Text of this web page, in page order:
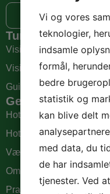
Visit Odense
Visit Fyn
Guideservice Odense
Genveje
Hotelværelser
Hotellejligheder
Værelser og ophold
Om hotellet
Praktisk info
Vi og vores
teknologier,
indsamle
formål,
bedre
statistik og
kan blive delt
med data, du
de har
tjenester. Ved